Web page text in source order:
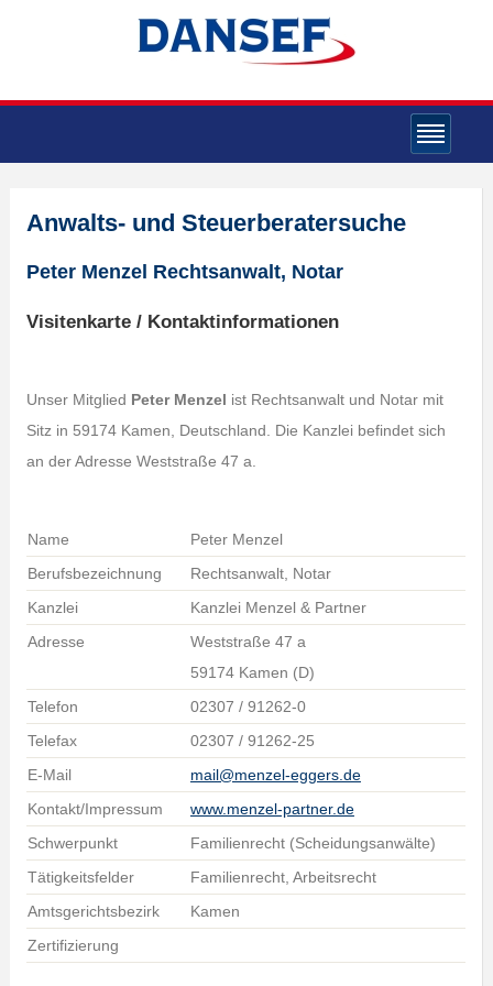
Anwalts- und Steuerberatersuche
Peter Menzel Rechtsanwalt, Notar
Visitenkarte / Kontaktinformationen
Unser Mitglied Peter Menzel ist Rechtsanwalt und Notar mit
Sitz in 59174 Kamen, Deutschland. Die Kanzlei befindet sich
an der Adresse Weststraße 47 a.
Name
Peter Menzel
Berufsbezeichnung
Rechtsanwalt, Notar
Kanzlei
Kanzlei Menzel & Partner
Adresse
Weststraße 47 a
59174 Kamen (D)
Telefon
02307 / 91262-0
Telefax
02307 / 91262-25
E-Mail
mail@menzel-eggers.de
Kontakt/Impressum
www.menzel-partner.de
Schwerpunkt
Familienrecht (Scheidungsanwälte)
Tätigkeitsfelder
Familienrecht, Arbeitsrecht
Amtsgerichtsbezirk
Kamen
Zertifizierung